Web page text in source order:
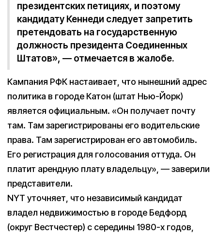
президентских петициях, и поэтому
кандидату Кеннеди следует запретить
претендовать на государственную
должность президента Соединенных
Штатов», — отмечается в жалобе.
Кампания РФК настаивает, что нынешний адрес
политика в городе Катон (штат Нью-Йорк)
является официальным. «Он получает почту
там. Там зарегистрированы его водительские
права. Там зарегистрирован его автомобиль.
Его регистрация для голосования оттуда. Он
платит арендную плату владельцу», — заверили
представители.
NYT уточняет, что независимый кандидат
владел недвижимостью в городе Бедфорд
(округ Вестчестер) с середины 1980-х годов,